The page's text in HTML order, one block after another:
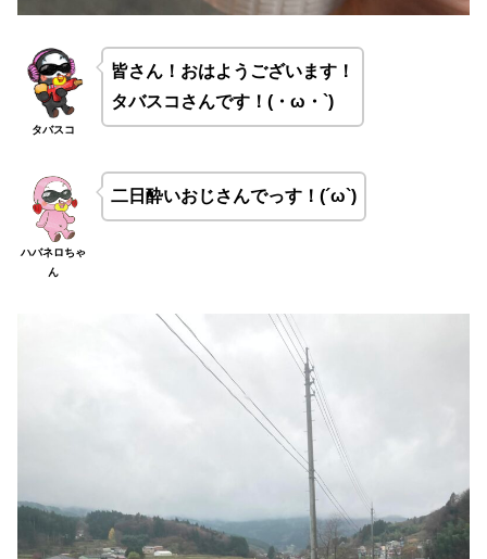
タバスコ
皆さん！おはようございます！
タバスコさんです！(・ω・`)
ハバネロちゃ
ん
二日酔いおじさんでっす！(´ω`)